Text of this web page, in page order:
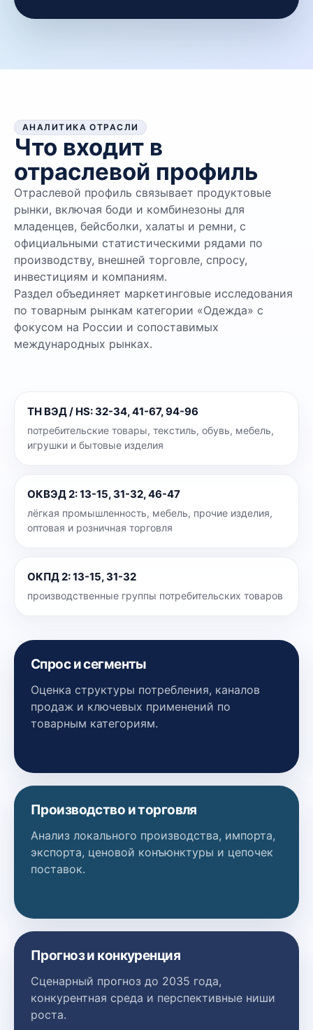
АНАЛИТИКА ОТРАСЛИ
Что входит в
отраслевой профиль
Отраслевой профиль связывает продуктовые
рынки, включая боди и комбинезоны для
младенцев, бейсболки, халаты и ремни, с
официальными статистическими рядами по
производству, внешней торговле, спросу,
инвестициям и компаниям.
Раздел объединяет маркетинговые исследования
по товарным рынкам категории «Одежда» с
фокусом на России и сопоставимых
международных рынках.
ТН ВЭД / HS: 32-34, 41-67, 94-96
потребительские товары, текстиль, обувь, мебель,
игрушки и бытовые изделия
ОКВЭД 2:13-15, 31-32, 46-47
лёгкая промышленность, мебель, прочие изделия,
оптовая и розничная торговля
ОКПД 2:13-15, 31-32
производственные группы потребительских товаров
Спрос и сегменты
Оценка структуры потребления, каналов
продаж и ключевых применений по
товарным категориям.
Производство и торговля
Анализ локального производства, импорта,
экспорта, ценовой конъюнктуры и цепочек
поставок.
Прогноз и конкуренция
Сценарный прогноз до 2035 года,
конкурентная среда и перспективные ниши
роста.